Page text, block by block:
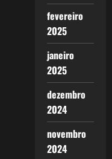
fevereiro
2025
janeiro
2025
dezembro
2024
novembro
2024